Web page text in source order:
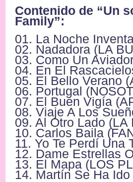
Contenido de “Un
Family”:
01. La Noche
02. Nadadora (LA
03. Como Un
04. En El
05. El Bello Verano
06. Portugal
07. El Buen Vigía
08. Viaje A Los
09. Al Otro Lado (LA
10. Carlos Baila
11. Yo Te Perdí Una
12. Dame Estrellas
13. El Mapa (LOS
14. Martín Se Ha